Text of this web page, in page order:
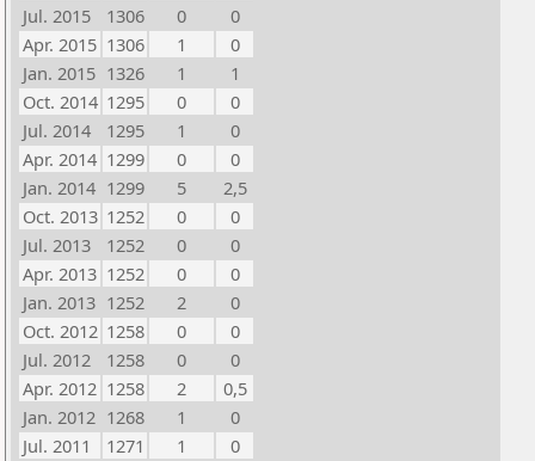
Jul. 2015
1306 0
0
Apr. 2015 1306 1
0
Jan. 2015 1326 1
1
Oct. 2014 1295 0
0
Jul. 2014
1295 1
0
Apr. 2014 1299 0
0
Jan. 2014 1299 5
2,5
Oct. 2013 1252 0
0
Jul. 2013
1252 0
0
Apr. 2013 1252 0
0
Jan. 2013 1252 2
0
Oct. 2012 1258 0
0
Jul. 2012
1258 0
0
Apr. 2012 1258 2
0,5
Jan. 2012 1268 1
0
Jul. 2011
1271 1
0